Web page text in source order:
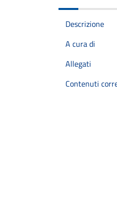
Descrizione
A cura di
Allegati
Contenuti